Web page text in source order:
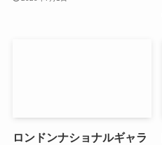
ロンドンナショナルギャラ